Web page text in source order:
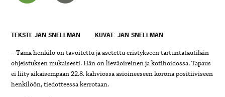
TEKSTI: JAN SNELLMAN KUVAT: JAN SNELLMAN
– Tämä henkilö on tavoitettu ja asetettu eristykseen tartuntatautilain
ohjeistuksen mukaisesti. Hän on lieväoireinen ja kotihoidossa. Tapaus
ei liity aikaisempaan 22.8. kahviossa asioineeseen korona positiiviseen
henkilöön, tiedotteessa kerrotaan.